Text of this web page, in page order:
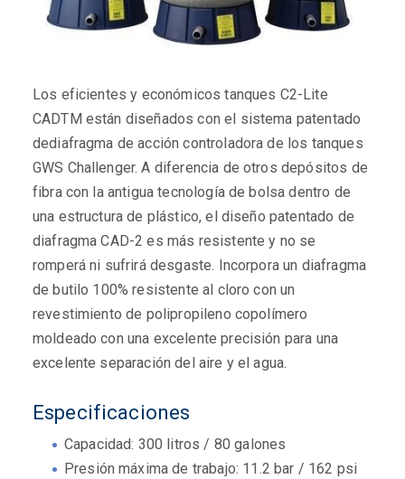
Los eficientes y económicos tanques C2-Lite
CADTM están diseñados con el sistema patentado
dediafragma de acción controladora de los tanques
GWS Challenger. A diferencia de otros depósitos de
fibra con la antigua tecnología de bolsa dentro de
una estructura de plástico, el diseño patentado de
diafragma CAD-2 es más resistente y no se
romperá ni sufrirá desgaste. Incorpora un diafragma
de butilo 100% resistente al cloro con un
revestimiento de polipropileno copolímero
moldeado con una excelente precisión para una
excelente separación del aire y el agua.
Especificaciones
Capacidad: 300 litros / 80 galones
Presión máxima de trabajo: 11.2 bar / 162 psi